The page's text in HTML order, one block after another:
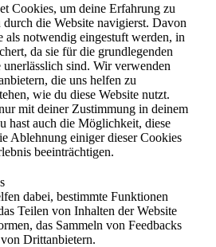
Cookies, um deine Erfahrung zu
durch die Website navigierst. Davon
als notwendig eingestuft werden, in
da sie für die grundlegenden
sind. Wir verwenden
die uns helfen zu
wie du diese Website nutzt.
mit deiner Zustimmung in deinem
hast auch die Möglichkeit, diese
Ablehnung einiger dieser Cookies
beeinträchtigen.
dabei, bestimmte Funktionen
Teilen von Inhalten der Website
das Sammeln von Feedbacks
Drittanbietern.